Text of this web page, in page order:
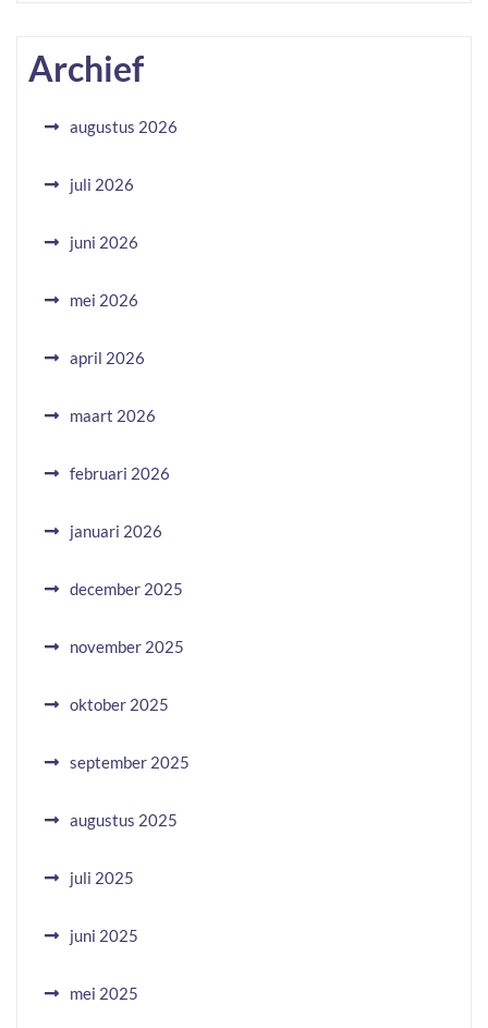
Archief
augustus 2026
juli 2026
juni 2026
mei 2026
april 2026
maart 2026
februari 2026
januari 2026
december 2025
november 2025
oktober 2025
september 2025
augustus 2025
juli 2025
juni 2025
mei 2025